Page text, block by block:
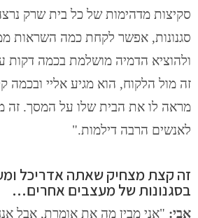
סקיצות מדהימות של כל בית שרק
סגנונות, אפשר לקחת כמה השראות
ולהוציא הדמיה מושלמת בכמה דקות
זה מול הלקוח, הוא מגיע אליי ובכמה
מראה לו את הבית שלו על המסך. זה
לאנשים הרבה דילמות."
זה קצת מצחיק שאתה אדריכל
בסגנונות של מעצבים אחרים…
אבי: "אני מבין מה את אומרת, אבל